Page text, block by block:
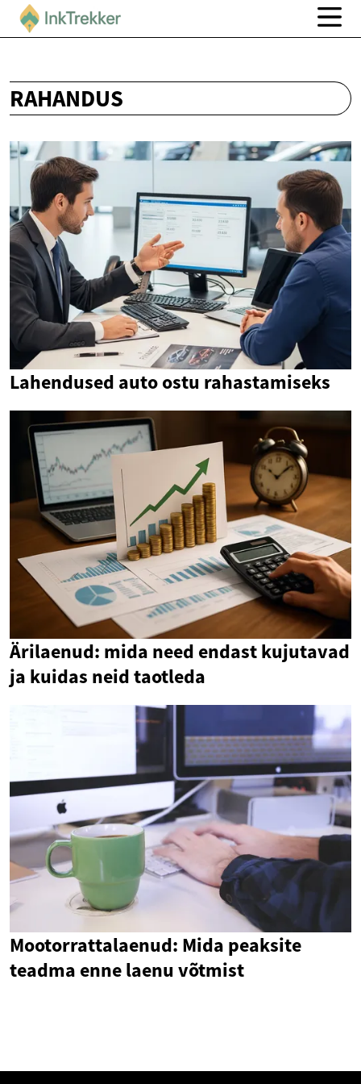
RAHANDUS
Lahendused auto ostu rahastamiseks
Ärilaenud: mida need endast kujutavad
ja kuidas neid taotleda
Mootorrattalaenud: Mida peaksite
teadma enne laenu võtmist